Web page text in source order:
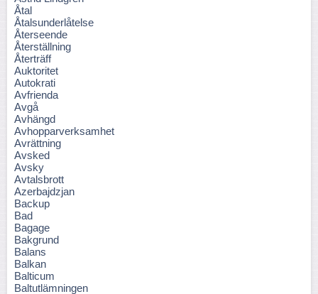
Åtal
Åtalsunderlåtelse
Återseende
Återställning
Återträff
Auktoritet
Autokrati
Avfrienda
Avgå
Avhängd
Avhopparverksamhet
Avrättning
Avsked
Avsky
Avtalsbrott
Azerbajdzjan
Backup
Bad
Bagage
Bakgrund
Balans
Balkan
Balticum
Baltutlämningen